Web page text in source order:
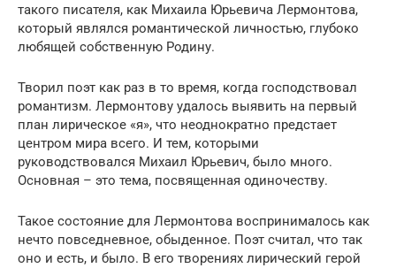
такого писателя, как Михаила Юрьевича Лермонтова,
который являлся романтической личностью, глубоко
любящей собственную Родину.
Творил поэт как раз в то время, когда господствовал
романтизм. Лермонтову удалось выявить на первый
план лирическое «я», что неоднократно предстает
центром мира всего. И тем, которыми
руководствовался Михаил Юрьевич, было много.
Основная – это тема, посвященная одиночеству.
Такое состояние для Лермонтова воспринималось как
нечто повседневное, обыденное. Поэт считал, что так
оно и есть, и было. В его творениях лирический герой